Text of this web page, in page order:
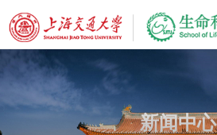
新闻中心